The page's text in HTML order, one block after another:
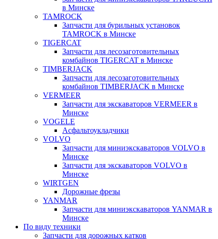
в Минске
TAMROCK
Запчасти для бурильных установок
TAMROCK в Минске
TIGERCAT
Запчасти для лесозаготовительных
комбайнов TIGERCAT в Минске
TIMBERJACK
Запчасти для лесозаготовительных
комбайнов TIMBERJACK в Минске
VERMEER
Запчасти для экскаваторов VERMEER в
Минске
VOGELE
Асфальтоукладчики
VOLVO
Запчасти для миниэкскаваторов VOLVO в
Минске
Запчасти для экскаваторов VOLVO в
Минске
WIRTGEN
Дорожные фрезы
YANMAR
Запчасти для миниэкскаваторов YANMAR в
Минске
По виду техники
Запчасти для дорожных катков